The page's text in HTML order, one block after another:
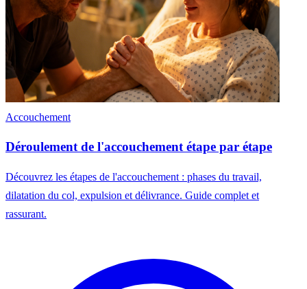
Accouchement
Déroulement de l'accouchement étape par étape
Découvrez les étapes de l'accouchement : phases du travail,
dilatation du col, expulsion et délivrance. Guide complet et
rassurant.